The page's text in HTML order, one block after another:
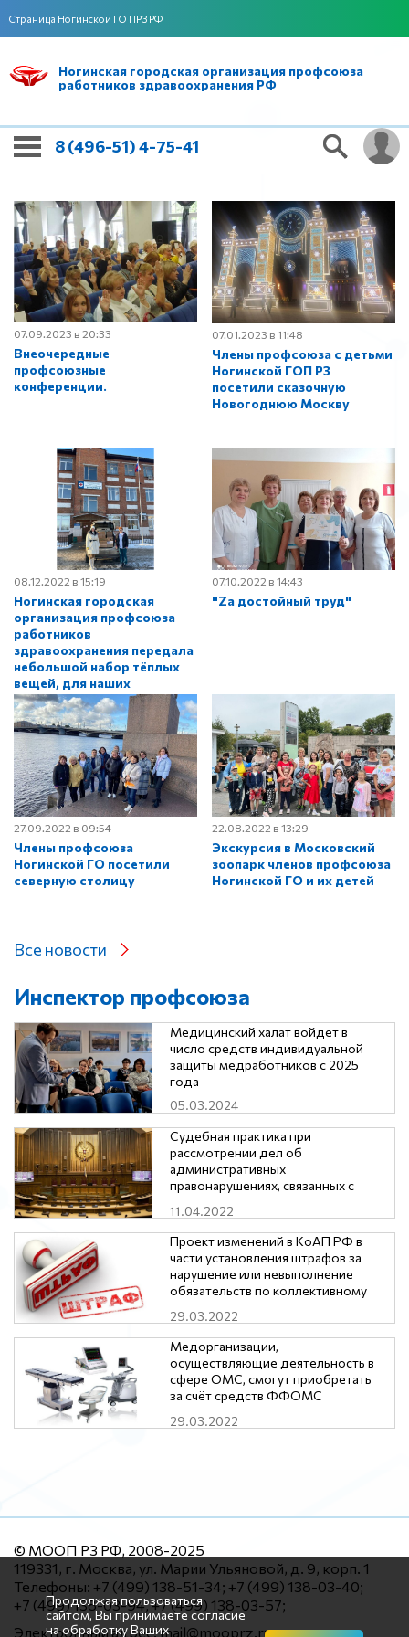
Страница Ногинской ГО ПРЗ РФ
Ногинская городская организация профсоюза
работников здравоохранения РФ
8 (496-51) 4-75-41
07.09.2023 в 20:33
Внеочередные
профсоюзные
конференции.
07.01.2023 в 11:48
Члены профсоюза с детьми
Ногинской ГОП РЗ
посетили сказочную
Новогоднюю Москву
08.12.2022 в 15:19
Ногинская городская
организация профсоюза
работников
здравоохранения передала
небольшой набор тёплых
вещей, для наших
военнослужащих.
07.10.2022 в 14:43
"Zа достойный труд"
27.09.2022 в 09:54
Члены профсоюза
Ногинской ГО посетили
северную столицу
22.08.2022 в 13:29
Экскурсия в Московский
зоопарк членов профсоюза
Ногинской ГО и их детей
Все новости
Инспектор профсоюза
Медицинский халат войдет в
число средств индивидуальной
защиты медработников с 2025
года
05.03.2024
Судебная практика при
рассмотрении дел об
административных
правонарушениях, связанных с
законодательства и иных
нормативных правовых актов
11.04.2022
Проект изменений в КоАП РФ в
части установления штрафов за
нарушение или невыполнение
обязательств по коллективному
29.03.2022
Медорганизации,
осуществляющие деятельность в
сфере ОМС, смогут приобретать
за счёт средств ФФОМС
млн. рублей.
29.03.2022
© МООП РЗ РФ, 2008-2025
119331, г. Москва, ул. Марии Ульяновой, д. 9, корп. 1
Телефоны: +7 (499) 138-51-34; +7 (499) 138-03-40;
+7 (499) 138-03-94; +7 (499) 138-03-57;
Электронный адрес: mail@mooprz.ru
Продолжая пользоваться
сайтом, Вы принимаете согласие
на обработку Ваших